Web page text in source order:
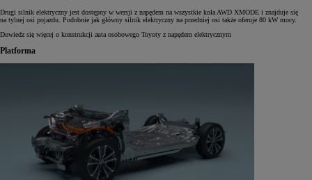
Drugi silnik elektryczny jest dostępny w wersji z napędem na wszystkie koła AWD XMODE i znajduje się
na tylnej osi pojazdu. Podobnie jak główny silnik elektryczny na przedniej osi także oferuje 80 kW mocy.
Dowiedz się więcej o konstrukcji auta osobowego Toyoty z napędem elektrycznym
Platforma